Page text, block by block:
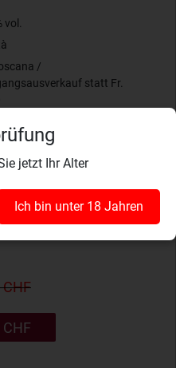
jetzt Ihr Alter
Ich bin unter 18 Jahren
/
statt Fr.
0.00
hinzufügen